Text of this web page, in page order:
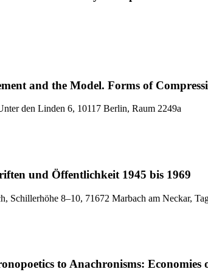
and the Model. Forms of
den Linden 6, 10117 Berlin, Raum 2249a
und Öffentlichkeit 1945 bis 1969
Schillerhöhe 8–10, 71672 Marbach am Neckar,
to Anachronisms: